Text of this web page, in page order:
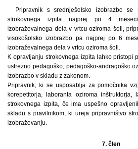
Pripravnik s srednješolsko izobrazbo
strokovnega izpita najprej po 4
izobraževalnega dela v vrtcu oziroma šoli,
visokošolsko izobrazbo pa najprej po 6
izobraževalnega dela v vrtcu oziroma šoli.
K opravljanju strokovnega izpita lahko pristopi
ustrezno pedagoško, pedagoško-andragoško
izobrazbo v skladu z zakonom.
Pripravnik, ki se usposablja za pomočnika
korepetitorja, laboranta oziroma inštruktorja,
strokovnega izpita, če ima uspešno
skladu s pravilnikom, ki ureja pripravništvo
izobraževanju.
7. člen